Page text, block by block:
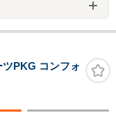
PKG コンフォ